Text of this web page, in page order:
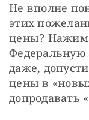
Не вполне
этих
цены?
даже,
цены в
допродавать